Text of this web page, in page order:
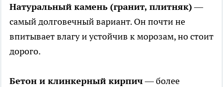
Натуральный камень (гранит, плитняк)—
самый долговечный вариант. Он почти не
впитывает влагу и устойчив к морозам, но стоит
дорого.
Бетон и клинкерный кирпич— более